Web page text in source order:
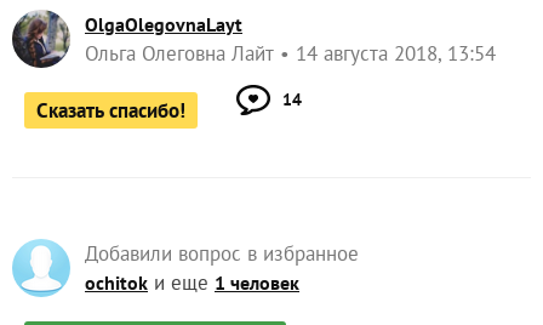
OlgaOlegovnaLayt
Ольга Олеговна Лайт 14 августа 2018, 13:54
Сказать спасибо! 14
Добавили вопрос в избранное
ochitok и еще 1 человек